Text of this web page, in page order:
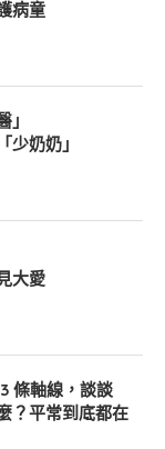
病童
少奶奶」
大愛
條軸線，談談
？平常到底都在